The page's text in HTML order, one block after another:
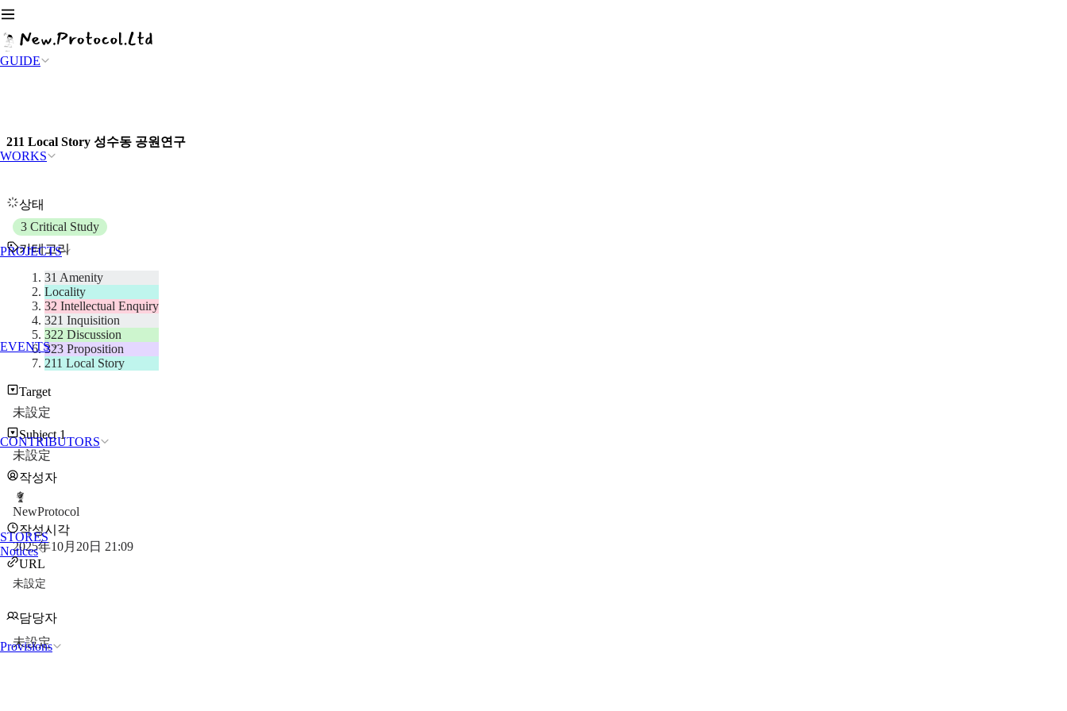
GUIDE
WORKS
PROJECTS
EVENTS
CONTRIBUTORS
STORES
Notices
Provisions
211 Local Story 성수동 공원연구
상태
3 Critical Study
카테고리
31 Amenity
Locality
32 Intellectual Enquiry
321 Inquisition
322 Discussion
323 Proposition
211 Local Story
Target
未設定
Subject 1
未設定
작성자
NewProtocol
작성시각
2025年10月20日 21:09
URL
未設定
담당자
未設定